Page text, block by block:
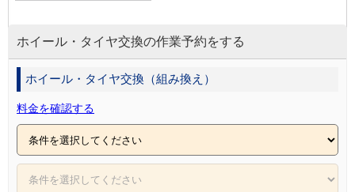
スズキ
土日営業
タイヤ
交換
ホイール・タイヤ交換の作業予約をする
ホイール・タイヤ交換（組み換え）
料金を確認する